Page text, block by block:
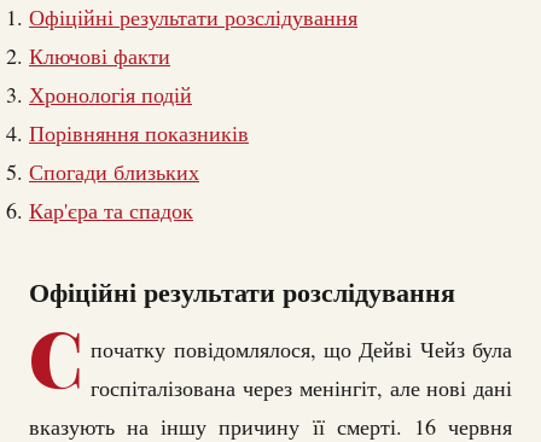
Офіційні результати розслідування
Ключові факти
Хронологія подій
Порівняння показників
Спогади близьких
Кар'єра та спадок
Офіційні результати розслідування
С початку повідомлялося, що Дейві Чейз була
госпіталізована через менінгіт, але нові дані
вказують на іншу причину її смерті. 16 червня